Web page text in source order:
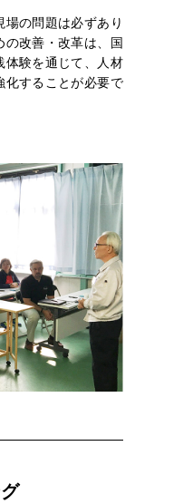
場の問題は必ずあり
の改善・改革は、国
体験を通じて、人材
化することが必要で